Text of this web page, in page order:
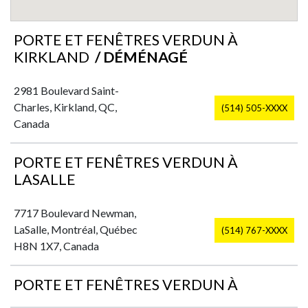
PORTE ET FENÊTRES VERDUN À
KIRKLAND / DÉMÉNAGÉ
2981 Boulevard Saint-
Charles, Kirkland, QC,
Canada
(514) 505-XXXX
PORTE ET FENÊTRES VERDUN À
LASALLE
7717 Boulevard Newman,
LaSalle, Montréal, Québec
H8N 1X7, Canada
(514) 767-XXXX
PORTE ET FENÊTRES VERDUN À